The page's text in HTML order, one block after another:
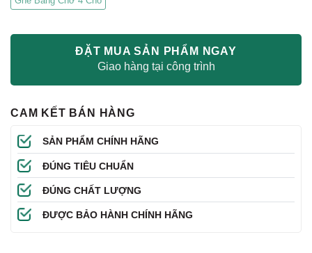
ĐẶT MUA SẢN PHẨM NGAY
Giao hàng tại công trình
CAM KẾT BÁN HÀNG
SẢN PHẨM CHÍNH HÃNG
ĐÚNG TIÊU CHUẨN
ĐÚNG CHẤT LƯỢNG
ĐƯỢC BẢO HÀNH CHÍNH HÃNG